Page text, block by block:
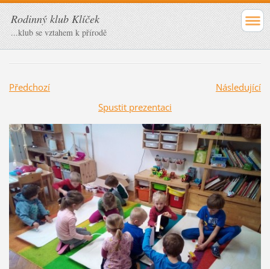
Rodinný klub Klíček
...klub se vztahem k přírodě
Předchozí
Následující
Spustit prezentaci